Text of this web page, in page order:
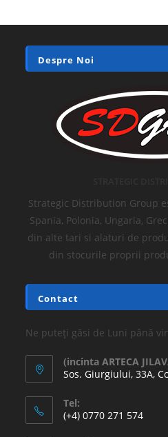
Despre Noi
Strategic Distribution Group
Spania, Polonia, Ungaria,
din alte tari si alaturi de
din stocurile proprii
Contact
Ne puteți găsi de Luni până
(incinta ARTECA
Sos. Giurgiului, 33A,
Tel:
(+4) 0770 271 574